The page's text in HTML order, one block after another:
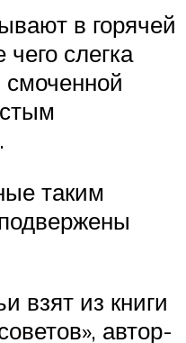
в горячей
слегка
смоченной
таким
взят из книги
автор-